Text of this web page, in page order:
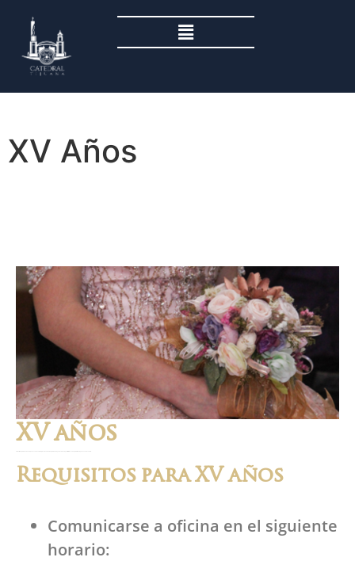
XV Años
XV años
Requisitos para XV años
Comunicarse a oficina en el siguiente
horario: